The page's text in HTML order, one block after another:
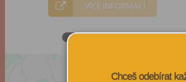
VÍCE INFORMACÍ
Chceš odebírat